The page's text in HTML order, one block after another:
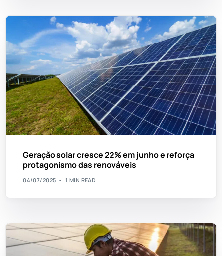
Geração solar cresce 22% em junho e reforça
protagonismo das renováveis
04/07/2025 1 MIN READ